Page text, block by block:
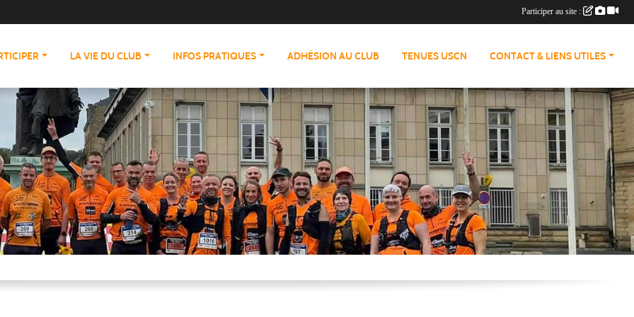
LA VIE DU CLUB INFOS PRATIQUES ADHÉSION AU CLUB TENUES USCN CONTACT & LIENS UTILES
Participer au site :